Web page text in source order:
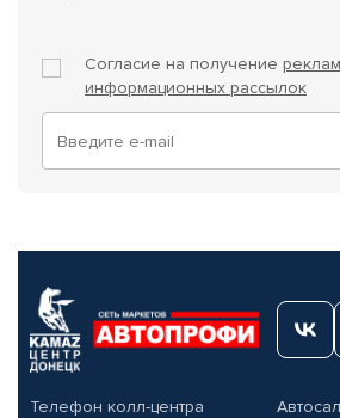
Согласие на получение
информационных рассылок
Телефон колл-центра